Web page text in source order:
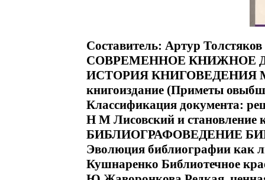
Составитель: Артур
СОВРЕМЕННОЕ КНИЖНОЕ
ИСТОРИЯ КНИГОВЕДЕНИЯ М П
книгоиздание (Приметы
Классификация документа:
Н М Лисовский и становление
БИБЛИОГРАФОВЕДЕНИЕ
Эволюция библиографии как
Кушнаренко Библиотечное